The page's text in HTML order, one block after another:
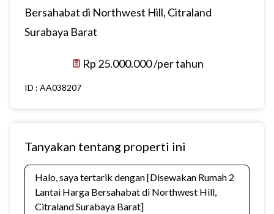
Bersahabat di Northwest Hill, Citraland
Surabaya Barat
Rp 25.000.000 /per tahun
ID : AA038207
Tanyakan tentang properti ini